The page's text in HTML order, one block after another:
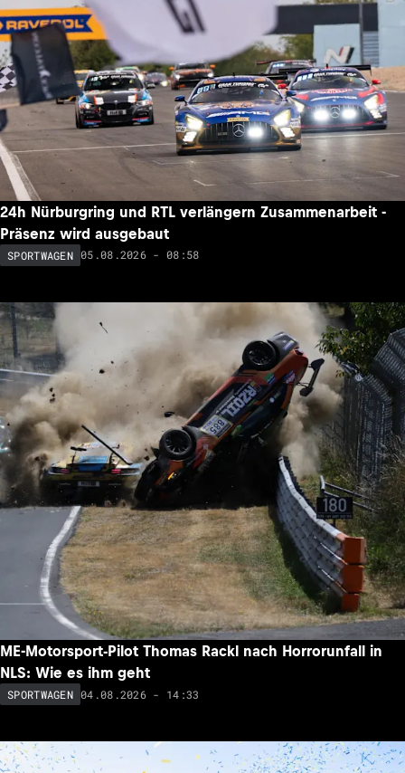
24h Nürburgring und RTL verlängern Zusammenarbeit -
Präsenz wird ausgebaut
SPORTWAGEN 05.08.2026 - 08:58
ME-Motorsport-Pilot Thomas Rackl nach Horrorunfall in
NLS: Wie es ihm geht
SPORTWAGEN 04.08.2026 - 14:33